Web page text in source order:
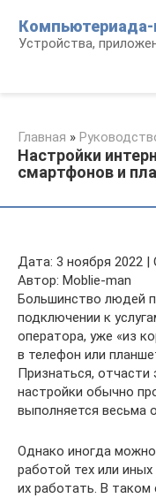
контенту
Устройства,
Главная »
Настройки
смартфонов и
Дата: 3 ноября 2022 |
Автор: Moblie-man
Большинство людей
подключении к
оператора, уже «из
в телефон или
Признаться, отчасти
настройки обычно
выполняется весьма
Однако иногда
работой тех или
их работать. В таком